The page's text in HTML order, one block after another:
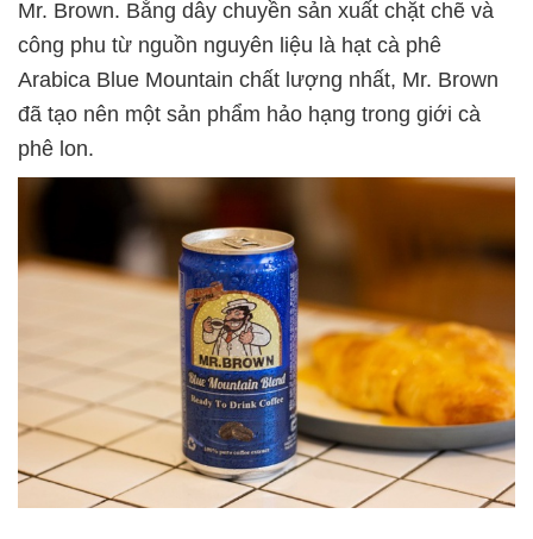
Mr. Brown. Bằng dây chuyền sản xuất chặt chẽ và
công phu từ nguồn nguyên liệu là hạt cà phê
Arabica Blue Mountain chất lượng nhất, Mr. Brown
đã tạo nên một sản phẩm hảo hạng trong giới cà
phê lon.